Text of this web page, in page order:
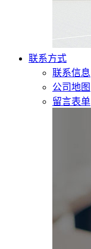
联系方式
联系信息
公司地图
留言表单